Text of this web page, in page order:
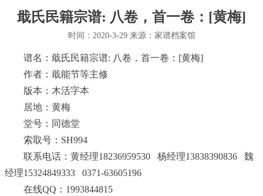
戢氏民籍宗谱: 八卷，首一卷：[黄梅]
时间：2020-3-29 来源：家谱档案馆
谱名：戢氏民籍宗谱: 八卷，首一卷：[黄梅]
作者：戢能节等主修
版本：木活字本
居地：黄梅
堂号：同德堂
索取号：SH994
联系电话：黄经理18236959530 杨经理13838390836 魏
经理15324849333 0371-63605196
在线QQ：1993844815